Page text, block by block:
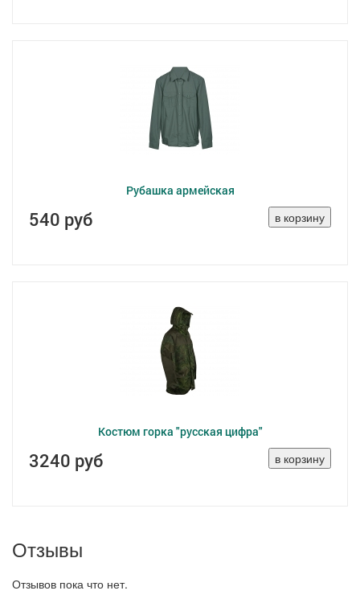
Рубашка армейская
540 руб
Костюм горка "русская цифра"
3240 руб
Отзывы
Отзывов пока что нет.